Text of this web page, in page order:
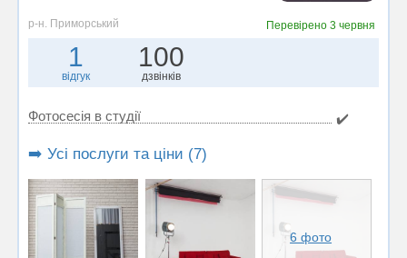
р-н. Приморський Перевірено 3 червня
1
відгук
100
дзвінків
Фотосесія в студії ✔️
➡️ Усі послуги та ціни (7)
6 фото